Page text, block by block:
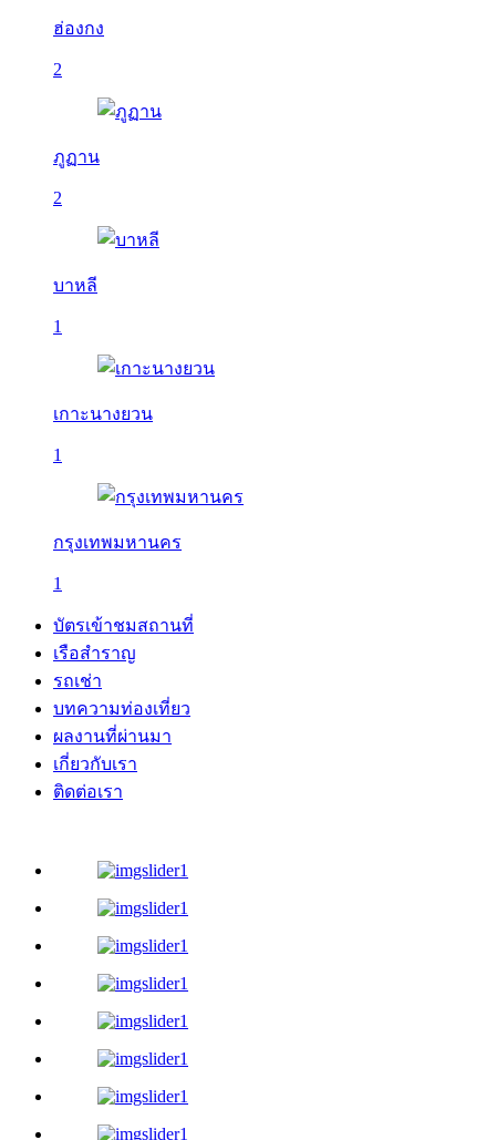
ฮ่องกง
2
ภูฏาน
2
บาหลี
1
เกาะนางยวน
1
กรุงเทพมหานคร
1
บัตรเข้าชมสถานที่
เรือสำราญ
รถเช่า
บทความท่องเที่ยว
ผลงานที่ผ่านมา
เกี่ยวกับเรา
ติดต่อเรา